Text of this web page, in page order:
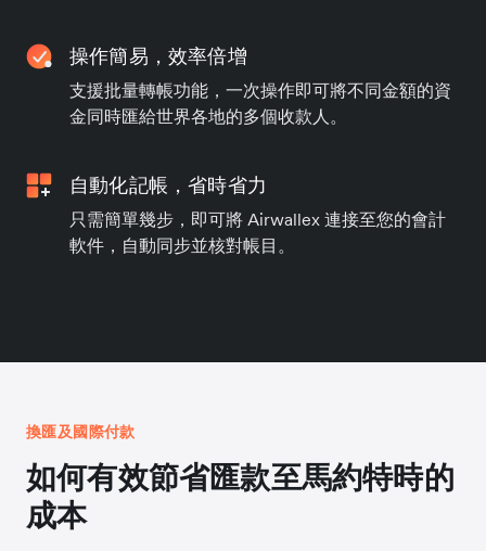
操作簡易，效率倍增
支援批量轉帳功能，一次操作即可將不同金額的資
金同時匯給世界各地的多個收款人。
自動化記帳，省時省力
只需簡單幾步，即可將 Airwallex 連接至您的會計
軟件，自動同步並核對帳目。
換匯及國際付款
如何有效節省匯款至馬約特時的
成本